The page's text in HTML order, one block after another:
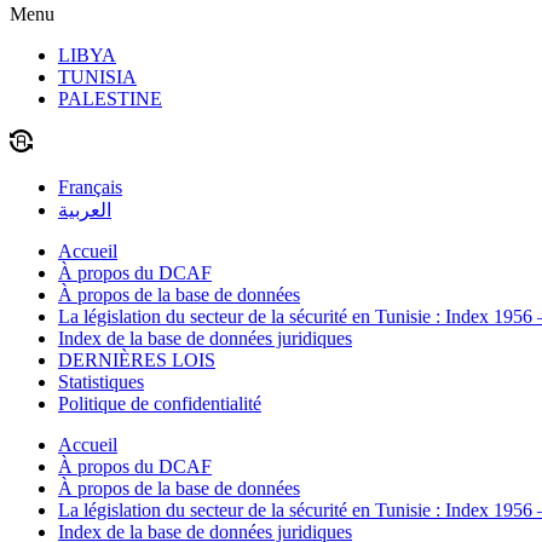
Menu
LIBYA
TUNISIA
PALESTINE
Français
العربية
Accueil
À propos du DCAF
À propos de la base de données
La législation du secteur de la sécurité en Tunisie : Index 1956
Index de la base de données juridiques
DERNIÈRES LOIS
Statistiques
Politique de confidentialité
Accueil
À propos du DCAF
À propos de la base de données
La législation du secteur de la sécurité en Tunisie : Index 1956
Index de la base de données juridiques